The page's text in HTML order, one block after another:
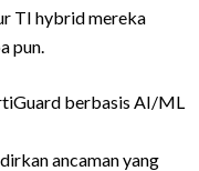
TI hybrid mereka
pun.
berbasis AI/ML
ancaman yang